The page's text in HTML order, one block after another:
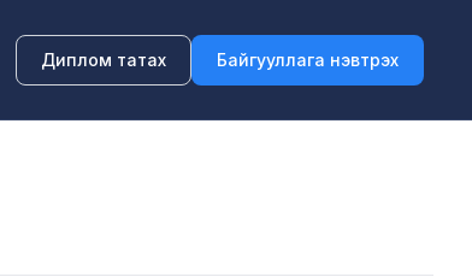
Диплом татах Байгууллага нэвтрэх